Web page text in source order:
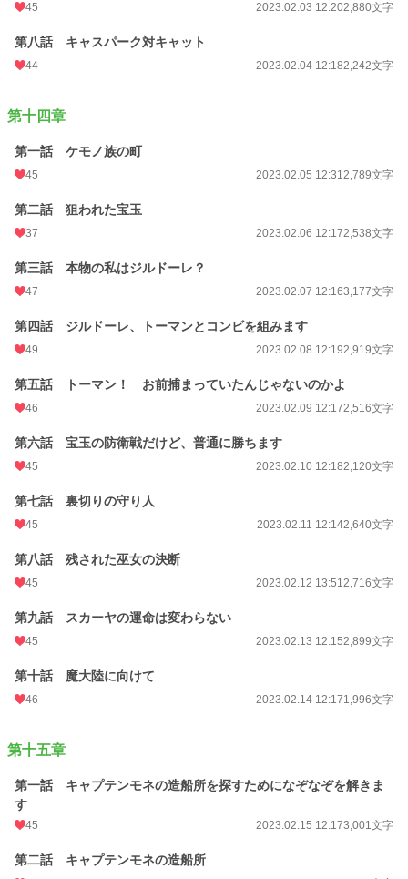
45 2023.02.03 12:202,880文字
第八話 キャスパーク対キャット
44 2023.02.04 12:182,242文字
第十四章
第一話 ケモノ族の町
45 2023.02.05 12:312,789文字
第二話 狙われた宝玉
37 2023.02.06 12:172,538文字
第三話 本物の私はジルドーレ？
47 2023.02.07 12:163,177文字
第四話 ジルドーレ、トーマンとコンビを組みます
49 2023.02.08 12:192,919文字
第五話 トーマン！ お前捕まっていたんじゃないのかよ
46 2023.02.09 12:172,516文字
第六話 宝玉の防衛戦だけど、普通に勝ちます
45 2023.02.10 12:182,120文字
第七話 裏切りの守り人
45 2023.02.11 12:142,640文字
第八話 残された巫女の決断
45 2023.02.12 13:512,716文字
第九話 スカーヤの運命は変わらない
45 2023.02.13 12:152,899文字
第十話 魔大陸に向けて
46 2023.02.14 12:171,996文字
第十五章
第一話 キャプテンモネの造船所を探すためになぞなぞを解きま
す
45 2023.02.15 12:173,001文字
第二話 キャプテンモネの造船所